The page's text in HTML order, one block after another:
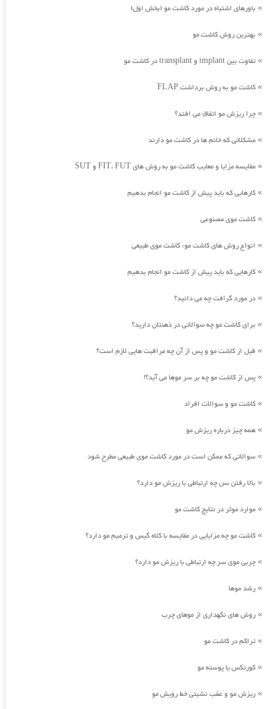
» باورهای اشتباه در مورد کاشت مو (بخش اول)
» بهترین روش کاشت مو
» تفاوت بین implant و transplant در کاشت مو
» کاشت مو به روش برداشت FLAP
» چرا ریزش مو اتفاق می افتد؟
» مشکلاتی که خانم ها در کاشت مو دارند
» مقایسه مزایا و معایب کاشت مو به روش های FIT، FUT و SUT
» کارهایی که باید پیش از کاشت مو انجام بدهیم
» کاشت موی مصنوعی
» انواع روش های کاشت مو: کاشت موی طبیعی
» کارهایی که باید پیش از کاشت مو انجام بدهیم
» در مورد گرافت چه می دانید؟
» برای کاشت مو چه سوالاتی در ذهنتان دارید؟
» قبل از کاشت مو و پس از آن چه مراقبت هایی لازم است؟
» پس از کاشت مو چه بر سر موها می آید؟!
» کاشت مو و سوالات افراد
» همه چیز درباره ریزش مو
» سوالاتی که ممکن است در مورد کاشت موی طبیعی مطرح شود
» بالا رفتن سن چه ارتباطی با ریزش مو دارد؟
» موارد موثر در نتایج کاشت مو
» کاشت مو چه مزایایی در مقایسه با کلاه گیس و ترمیم مو دارد؟
» چربی موی سر چه ارتباطی با ریزش مو دارد؟
» رشد موها
» روش های نگهداری از موهای چرب
» تراکم در کاشت مو
» کورتکس یا پوسته مو
» ریزش مو و عقب نشینی خط رویش مو